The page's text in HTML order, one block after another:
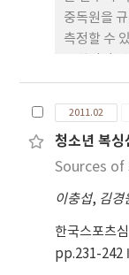
요인 3문항
된 댄스스
츠 파트너
나 연령이
의 제한점
키기 위해
중독원을
측정할 수
형 설문을
바탕으로
거쳤다. 개
영역으로
류하였으며
종 분류된
서, 댄스욕
집착이었다
2011.02
청소년 복싱
Sources
이충섭, 김경
한국스포츠
pp.231-242